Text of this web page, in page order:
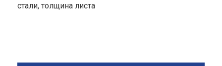
стали, толщина листа